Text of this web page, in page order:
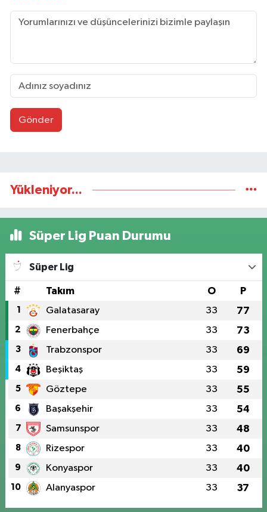
Gönder
Yükleniyor...
Süper Lig Puan Durumu
Süper Lig
# Takım O P
1 Galatasaray 33 77
2 Fenerbahçe 33 73
3 Trabzonspor 33 69
4 Beşiktaş 33 59
5 Göztepe 33 55
6 Başakşehir 33 54
7 Samsunspor 33 48
8 Rizespor 33 40
9 Konyaspor 33 40
10 Alanyaspor 33 37